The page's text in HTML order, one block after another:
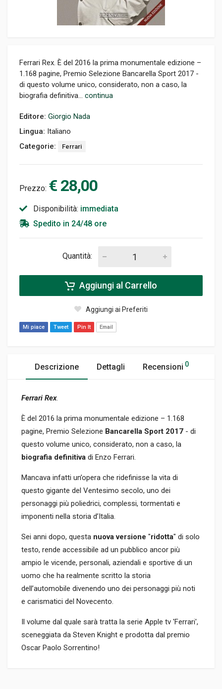
Ferrari Rex. È del 2016 la prima monumentale edizione –
1.168 pagine, Premio Selezione Bancarella Sport 2017 -
di questo volume unico, considerato, non a caso, la
biografia definitiva... continua
Editore: Giorgio Nada
Lingua: Italiano
Categorie:
Ferrari
Prezzo: € 28,00
Disponibilità: immediata
Spedito in 24/48 ore
Quantità:
Aggiungi al Carrello
Aggiungi ai Preferiti
Mi piace Tweet Pin It Email
Descrizione Dettagli Recensioni 0
Ferrari Rex.
È del 2016 la prima monumentale edizione – 1.168
pagine, Premio Selezione Bancarella Sport 2017 - di
questo volume unico, considerato, non a caso, la
biografia definitiva di Enzo Ferrari.
Mancava infatti un’opera che ridefinisse la vita di
questo gigante del Ventesimo secolo, uno dei
personaggi più poliedrici, complessi, tormentati e
imponenti nella storia d’Italia.
Sei anni dopo, questa nuova versione "ridotta" di solo
testo, rende accessibile ad un pubblico ancor più
ampio le vicende, personali, aziendali e sportive di un
uomo che ha realmente scritto la storia
dell’automobile divenendo uno dei personaggi più noti
e carismatici del Novecento.
Il volume dal quale sarà tratta la serie Apple tv 'Ferrari',
sceneggiata da Steven Knight e prodotta dal premio
Oscar Paolo Sorrentino!